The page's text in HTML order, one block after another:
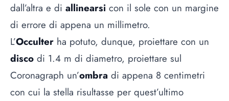
dall’altra e di allinearsi con il sole con un margine
di errore di appena un millimetro.
L’Occulter ha potuto, dunque, proiettare con un
disco di 1.4 m di diametro, proiettare sul
Coronagraph un’ombra di appena 8 centimetri
con cui la stella risultasse per quest’ultimo